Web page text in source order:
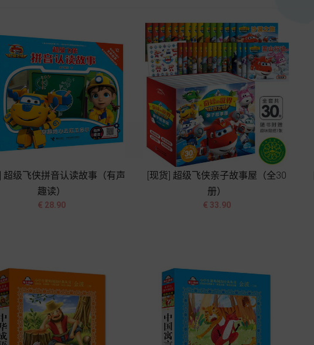
超级飞侠拼音认读故事（有声
趣读）
价
€ 28.90

[现货] 超级飞侠亲子故事屋（全30
册）
价
€ 33.90
